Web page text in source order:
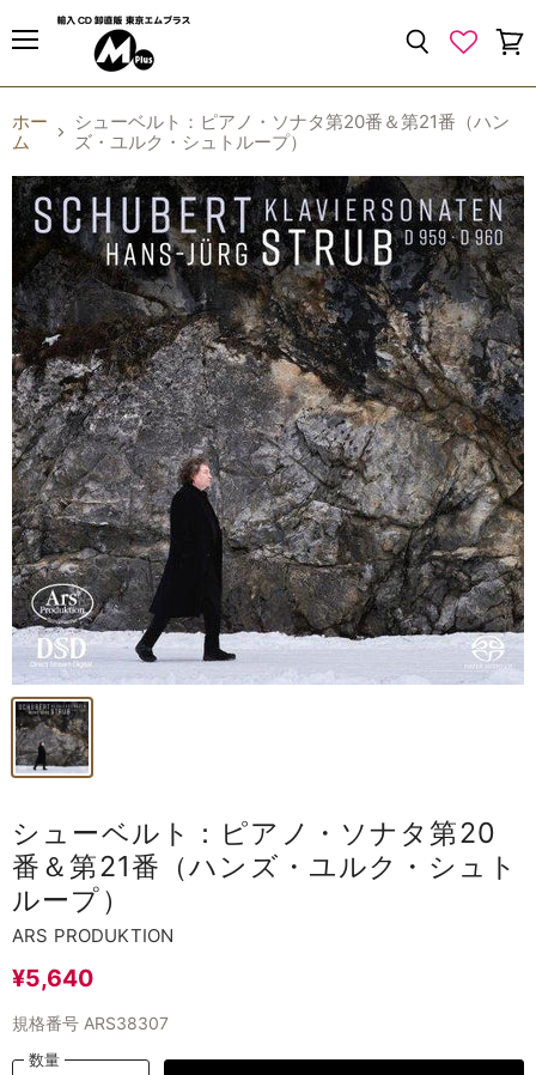
ー
索
る
ー
を
ホー
ム
シューベルト：ピアノ・ソナタ第20番＆第21番（ハン
ズ・ユルク・シュトループ）
シューベルト：ピアノ・ソナタ第20
番＆第21番（ハンズ・ユルク・シュト
ループ）
ARS PRODUKTION
¥5,640
規格番号 ARS38307
数量
{{currency}}{{discount}} undefined
View Cart